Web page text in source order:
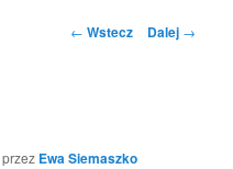
Nawigacja
← Wstecz Dalej →
przez Ewa Siemaszko